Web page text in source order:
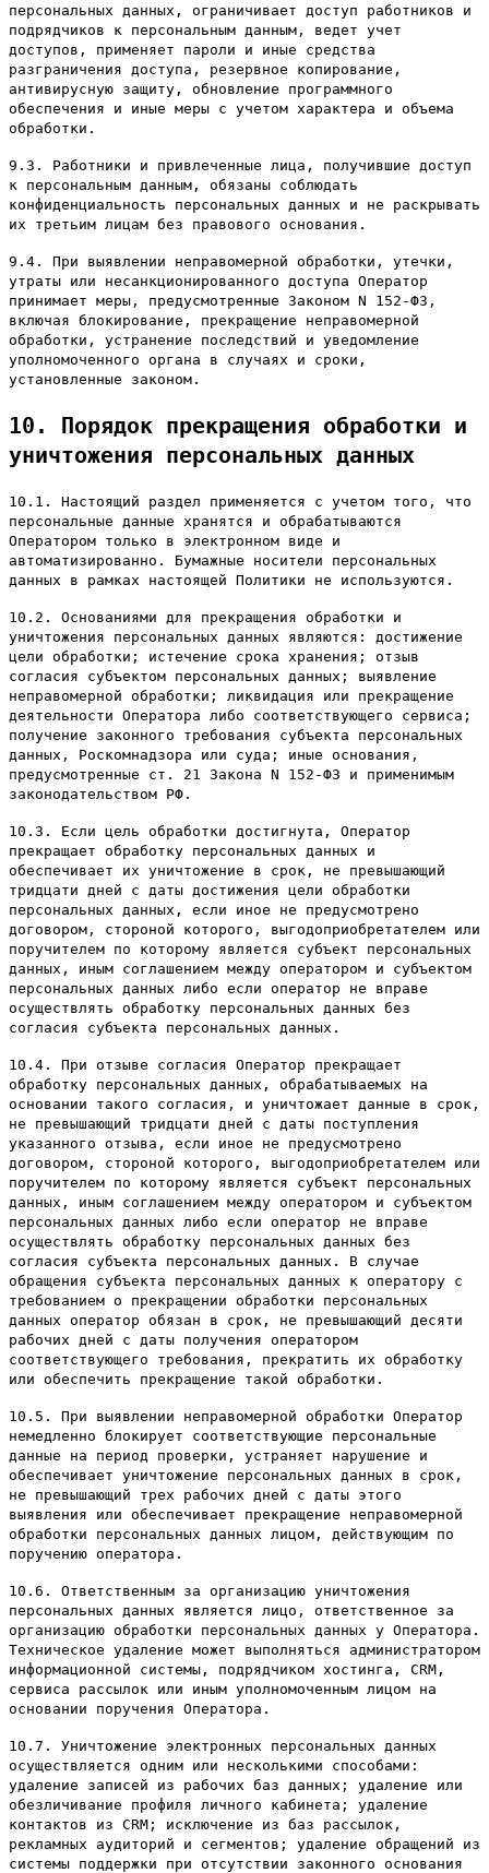
персональных данных, ограничивает доступ работников и
подрядчиков к персональным данным, ведет учет
доступов, применяет пароли и иные средства
разграничения доступа, резервное копирование,
антивирусную защиту, обновление программного
обеспечения и иные меры с учетом характера и объема
обработки.
9.3. Работники и привлеченные лица, получившие доступ
к персональным данным, обязаны соблюдать
конфиденциальность персональных данных и не раскрывать
их третьим лицам без правового основания.
9.4. При выявлении неправомерной обработки, утечки,
утраты или несанкционированного доступа Оператор
принимает меры, предусмотренные Законом N 152-ФЗ,
включая блокирование, прекращение неправомерной
обработки, устранение последствий и уведомление
уполномоченного органа в случаях и сроки,
установленные законом.
10. Порядок прекращения обработки и
уничтожения персональных данных
10.1. Настоящий раздел применяется с учетом того, что
персональные данные хранятся и обрабатываются
Оператором только в электронном виде и
автоматизированно. Бумажные носители персональных
данных в рамках настоящей Политики не используются.
10.2. Основаниями для прекращения обработки и
уничтожения персональных данных являются: достижение
цели обработки; истечение срока хранения; отзыв
согласия субъектом персональных данных; выявление
неправомерной обработки; ликвидация или прекращение
деятельности Оператора либо соответствующего сервиса;
получение законного требования субъекта персональных
данных, Роскомнадзора или суда; иные основания,
предусмотренные ст. 21 Закона N 152-ФЗ и применимым
законодательством РФ.
10.3. Если цель обработки достигнута, Оператор
прекращает обработку персональных данных и
обеспечивает их уничтожение в срок, не превышающий
тридцати дней с даты достижения цели обработки
персональных данных, если иное не предусмотрено
договором, стороной которого, выгодоприобретателем или
поручителем по которому является субъект персональных
данных, иным соглашением между оператором и субъектом
персональных данных либо если оператор не вправе
осуществлять обработку персональных данных без
согласия субъекта персональных данных.
10.4. При отзыве согласия Оператор прекращает
обработку персональных данных, обрабатываемых на
основании такого согласия, и уничтожает данные в срок,
не превышающий тридцати дней с даты поступления
указанного отзыва, если иное не предусмотрено
договором, стороной которого, выгодоприобретателем или
поручителем по которому является субъект персональных
данных, иным соглашением между оператором и субъектом
персональных данных либо если оператор не вправе
осуществлять обработку персональных данных без
согласия субъекта персональных данных. В случае
обращения субъекта персональных данных к оператору с
требованием о прекращении обработки персональных
данных оператор обязан в срок, не превышающий десяти
рабочих дней с даты получения оператором
соответствующего требования, прекратить их обработку
или обеспечить прекращение такой обработки.
10.5. При выявлении неправомерной обработки Оператор
немедленно блокирует соответствующие персональные
данные на период проверки, устраняет нарушение и
обеспечивает уничтожение персональных данных в срок,
не превышающий трех рабочих дней с даты этого
выявления или обеспечивает прекращение неправомерной
обработки персональных данных лицом, действующим по
поручению оператора.
10.6. Ответственным за организацию уничтожения
персональных данных является лицо, ответственное за
организацию обработки персональных данных у Оператора.
Техническое удаление может выполняться администратором
информационной системы, подрядчиком хостинга, CRM,
сервиса рассылок или иным уполномоченным лицом на
основании поручения Оператора.
10.7. Уничтожение электронных персональных данных
осуществляется одним или несколькими способами:
удаление записей из рабочих баз данных; удаление или
обезличивание профиля личного кабинета; удаление
контактов из CRM; исключение из баз рассылок,
рекламных аудиторий и сегментов; удаление обращений из
системы поддержки при отсутствии законного основания